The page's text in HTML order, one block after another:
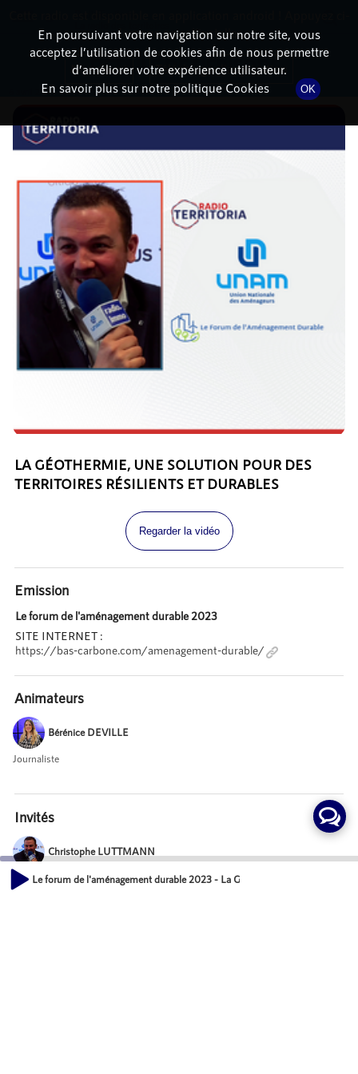
DÉTAILS DE L'ÉPISODE
6 avril 2023 à 9h39, durée : 17 minutes
LA GÉOTHERMIE, UNE SOLUTION POUR DES
TERRITOIRES RÉSILIENTS ET DURABLES
Regarder la vidéo
Emission
Le forum de l'aménagement durable 2023
SITE INTERNET :
https://bas-carbone.com/amenagement-durable/
Animateurs
Bérénice DEVILLE
Journaliste
Invités
Christophe LUTTMANN
Vice-Président, AFPG
Le forum de l'aménagement durable 2023 - La Géothermie, une solution
En poursuivant votre navigation sur notre site, vous
acceptez l’utilisation de cookies afin de nous permettre
d’améliorer votre expérience utilisateur.
En savoir plus sur notre politique Cookies
OK
dessous pour l'installer.
Non merci Télécharger l'application